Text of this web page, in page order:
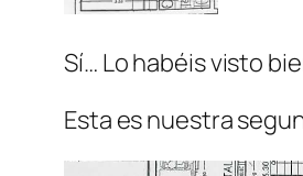
Sí… Lo habéis visto
Esta es nuestra